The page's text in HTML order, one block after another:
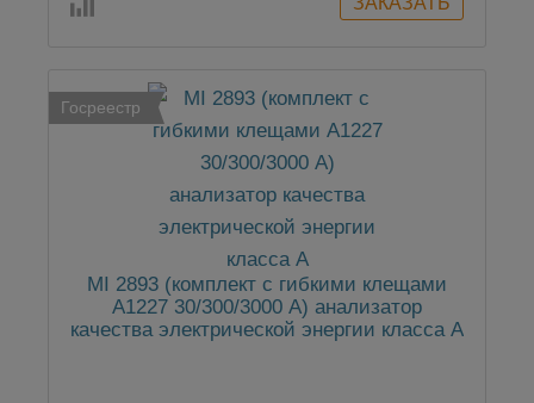
Госреестр
MI 2893 (комплект с гибкими клещами
А1227 30/300/3000 А) анализатор
качества электрической энергии класса А